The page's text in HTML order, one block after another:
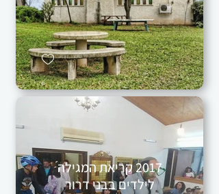
2017 קריאת המגילה
לילדים בבני דרור